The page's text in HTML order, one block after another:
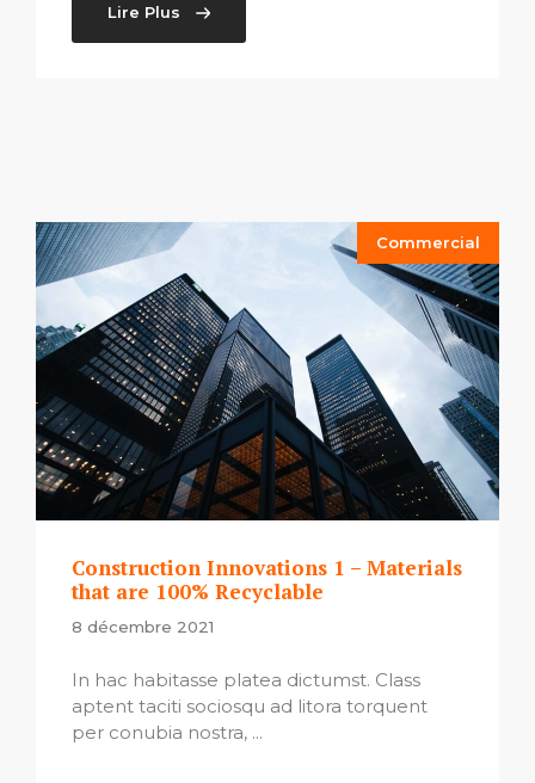
Lire Plus
Commercial
Construction Innovations 1 – Materials
that are 100% Recyclable
8 décembre 2021
In hac habitasse platea dictumst. Class
aptent taciti sociosqu ad litora torquent
per conubia nostra, ...